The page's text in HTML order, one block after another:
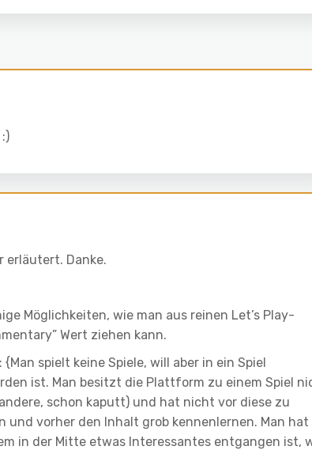
erläutert. Danke.
Möglichkeiten, wie man aus reinen Let’s Play-
Wert ziehen kann.
spielt keine Spiele, will aber in ein Spiel
ist. Man besitzt die Plattform zu einem Spiel
schon kaputt) und hat nicht vor diese zu
und vorher den Inhalt grob kennenlernen. Man hat
in der Mitte etwas Interessantes entgangen ist,